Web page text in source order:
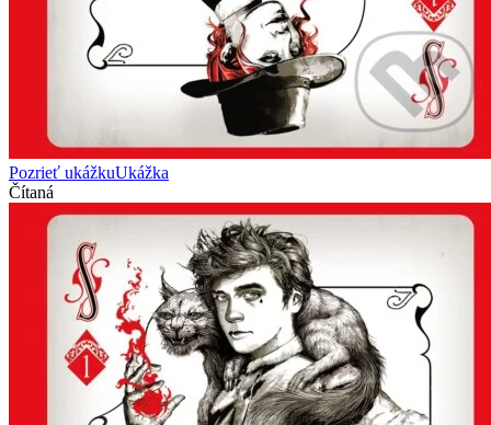
Pozrieť ukážkuUkážka
Čítaná